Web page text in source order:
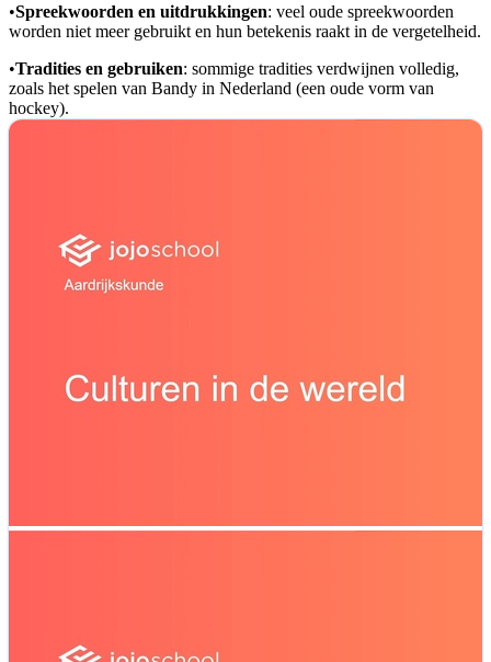
•Spreekwoorden en uitdrukkingen: veel oude spreekwoorden
worden niet meer gebruikt en hun betekenis raakt in de vergetelheid.
•Tradities en gebruiken: sommige tradities verdwijnen volledig,
zoals het spelen van Bandy in Nederland (een oude vorm van
hockey).